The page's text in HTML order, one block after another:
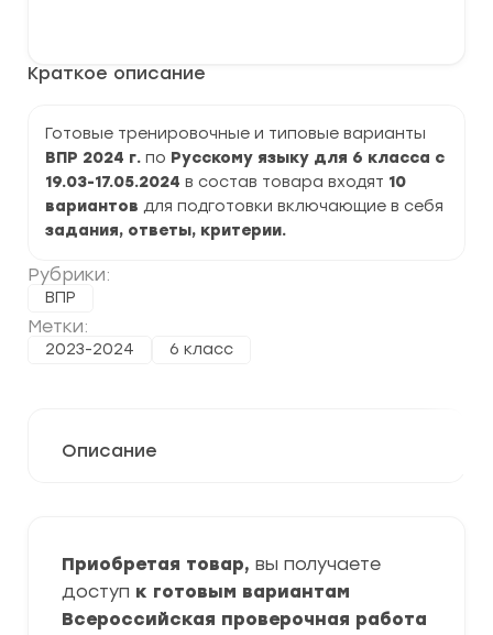
Краткое описание
Готовые тренировочные и типовые варианты
ВПР 2024 г. по Русскому языку для 6 класса с
19.03-17.05.2024 в состав товара входят 10
вариантов для подготовки включающие в себя
задания, ответы, критерии.
Рубрики:
ВПР
Метки:
2023-2024 6 класс
Русскому
класс
задания
и
ответы
Описание
Приобретая товар, вы получаете
доступ к готовым вариантам
Всероссийская проверочная работа